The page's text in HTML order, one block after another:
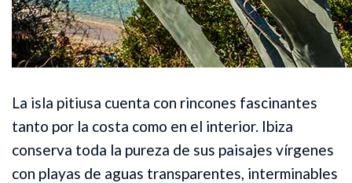
La isla pitiusa cuenta con rincones fascinantes
tanto por la costa como en el interior. Ibiza
conserva toda la pureza de sus paisajes vírgenes
con playas de aguas transparentes, interminables